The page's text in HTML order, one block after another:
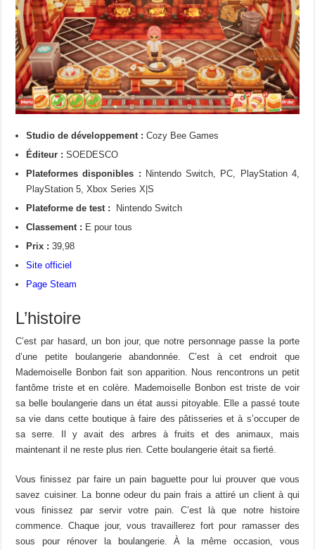
Studio de développement : Cozy Bee Games
Éditeur :SOEDESCO
Plateformes disponibles : Nintendo Switch, PC, PlayStation 4,
PlayStation 5, Xbox Series X|S
Plateforme de test :
Nintendo Switch
Classement : E pour tous
Prix :39,98
Site officiel
Page Steam
L’histoire
C’est par hasard, un bon jour, que notre personnage passe la porte
d’une petite boulangerieabandonnée
C’est à cet endroit que
Mademoiselle Bonbon fait sonapparition.
Nous rencontrons un petit
fantôme triste et en colère.
Mademoiselle Bonbon est triste de voir
sa belle boulangerie dans un état aussi pitoyable.
Elle a passé toute
sa vie dans cette boutique à faire des pâtisseries et à s’occuper de
saserre
Il y avait des arbres à fruits et des animaux, mais
maintenant il ne reste plus rien. Cette boulangerie était sa fierté.
Vous finissez par faire un pain baguette pour lui prouver que vous
savez cuisiner.
La bonne odeur du pain fraisa attiréun client à qui
vous finissez par servir votre pain.
C’est là que notre histoire
commence.
Chaque jour, vous travaillerez fort pour ramasser des
sous pour rénover la boulangerie.
À la même occasion, vous